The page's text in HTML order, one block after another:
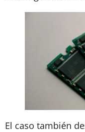
El caso también